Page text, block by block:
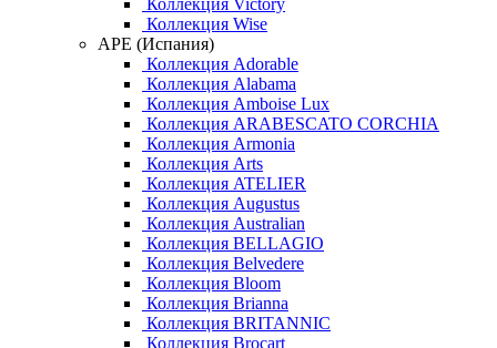
Коллекция Victory
Коллекция Wise
APE (Испания)
Коллекция Adorable
Коллекция Alabama
Коллекция Amboise Lux
Коллекция ARABESCATO CORCHIA
Коллекция Armonia
Коллекция Arts
Коллекция ATELIER
Коллекция Augustus
Коллекция Australian
Коллекция BELLAGIO
Коллекция Belvedere
Коллекция Bloom
Коллекция Brianna
Коллекция BRITANNIC
Коллекция Brocart